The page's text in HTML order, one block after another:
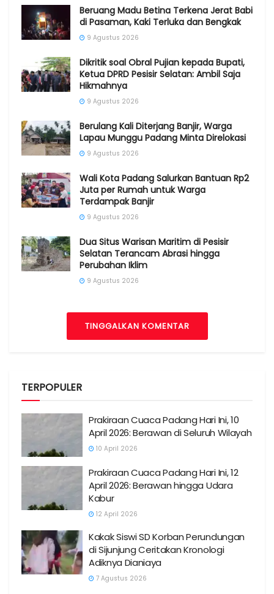
Beruang Madu Betina Terkena Jerat Babi
di Pasaman, Kaki Terluka dan Bengkak
9 Agustus 2026
Dikritik soal Obral Pujian kepada Bupati,
Ketua DPRD Pesisir Selatan: Ambil Saja
Hikmahnya
9 Agustus 2026
Berulang Kali Diterjang Banjir, Warga
Lapau Munggu Padang Minta Direlokasi
9 Agustus 2026
Wali Kota Padang Salurkan Bantuan Rp2
Juta per Rumah untuk Warga
Terdampak Banjir
9 Agustus 2026
Dua Situs Warisan Maritim di Pesisir
Selatan Terancam Abrasi hingga
Perubahan Iklim
9 Agustus 2026
TINGGALKAN KOMENTAR
TERPOPULER
Prakiraan Cuaca Padang Hari Ini, 10
April 2026: Berawan di Seluruh Wilayah
10 April 2026
Prakiraan Cuaca Padang Hari Ini, 12
April 2026: Berawan hingga Udara
Kabur
12 April 2026
Kakak Siswi SD Korban Perundungan
di Sijunjung Ceritakan Kronologi
Adiknya Dianiaya
7 Agustus 2026